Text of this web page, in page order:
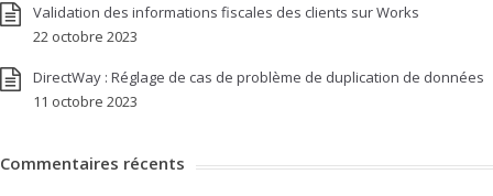
Validation des informations fiscales des clients sur Works
22 octobre 2023
DirectWay : Réglage de cas de problème de duplication de données
11 octobre 2023
Commentaires récents